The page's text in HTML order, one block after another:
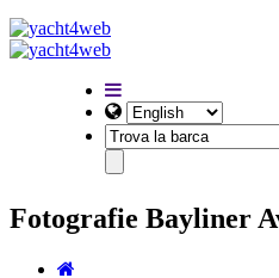
Fotografie Bayliner